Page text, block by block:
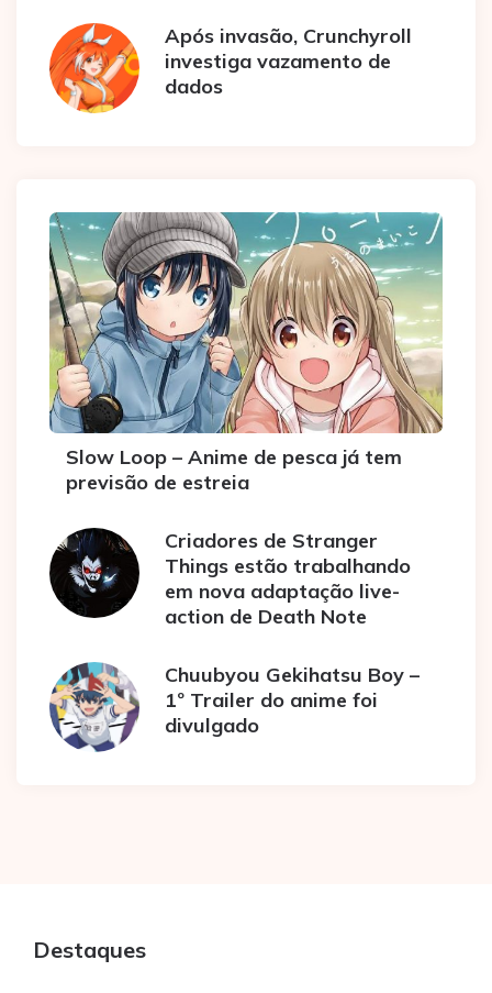
Após invasão, Crunchyroll
investiga vazamento de
dados
Slow Loop – Anime de pesca já tem
previsão de estreia
Criadores de Stranger
Things estão trabalhando
em nova adaptação live-
action de Death Note
Chuubyou Gekihatsu Boy –
1º Trailer do anime foi
divulgado
Destaques